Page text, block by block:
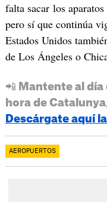
falta sacar los
pero sí que continúa
Estados Unidos
de Los Ángeles o
📲 Mantente al
hora de
Descárgate aquí
AEROPUERTOS